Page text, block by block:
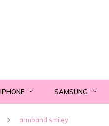
IPHONE SAMSUNG
armband smiley